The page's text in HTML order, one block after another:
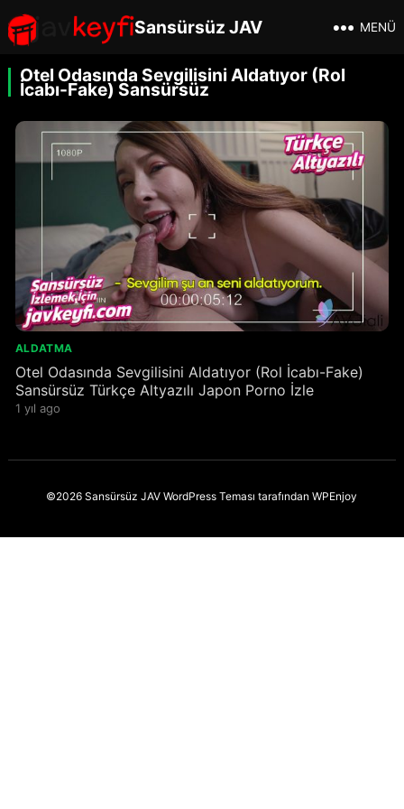
Sansürsüz JAV MENÜ
Otel Odasında Sevgilisini Aldatıyor (Rol
İcabı-Fake) Sansürsüz
ALDATMA
Otel Odasında Sevgilisini Aldatıyor (Rol İcabı-Fake)
Sansürsüz Türkçe Altyazılı Japon Porno İzle
1 yıl ago
©2026 Sansürsüz JAVWordPress Teması tarafındanWPEnjoy